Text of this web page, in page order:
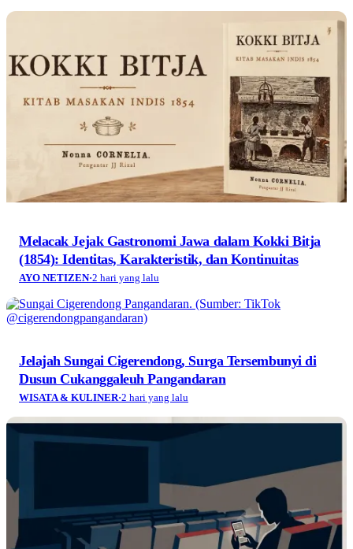
Melacak Jejak Gastronomi Jawa dalam Kokki Bitja
(1854): Identitas, Karakteristik, dan Kontinuitas
AYO NETIZEN·2 hari yang lalu
Jelajah Sungai Cigerendong, Surga Tersembunyi di
Dusun Cukanggaleuh Pangandaran
WISATA & KULINER·2 hari yang lalu